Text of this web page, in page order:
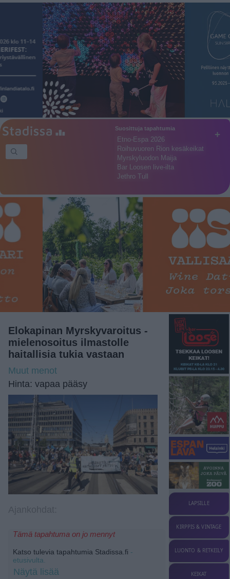
+
Suosittuja tapahtumia
Etno-Espa 2026
Roihuvuoren Rion kesäkeikat
Myrskyluodon Maija
Bar Loosen live-ilta
Jethro Tull
Elokapinan Myrskyvaroitus -
mielenosoitus ilmastolle
haitallisia tukia vastaan
Muut menot
Hinta: vapaa pääsy
Tämä tapahtuma on jo mennyt
Katso tulevia tapahtumia Stadissa.fi -
etusivulta.
Näytä lisää
LAPSILLE
KIRPPIS & VINTAGE
LUONTO & RETKEILY
KEIKAT